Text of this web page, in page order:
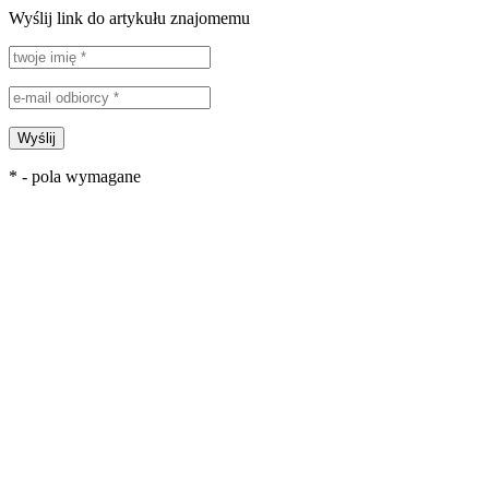
Wyślij link do artykułu znajomemu
Wyślij
* - pola wymagane